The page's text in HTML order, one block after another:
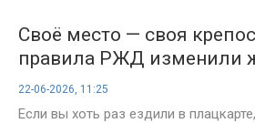
Своё место — своя
правила РЖД изменили
плацкарте
22-06-2026, 11:25
Если вы хоть раз ездили в